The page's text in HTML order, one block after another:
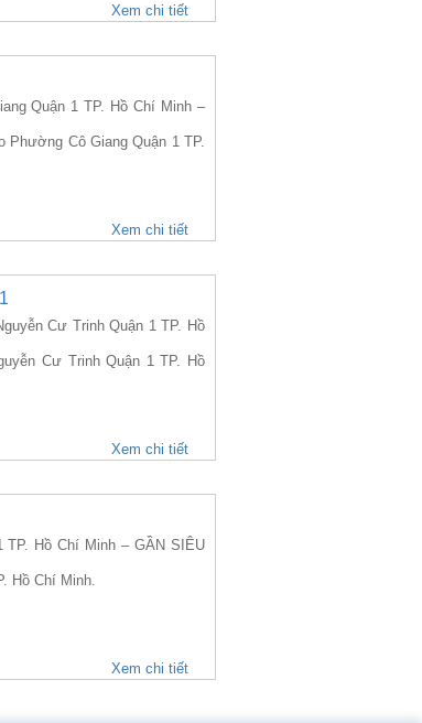
Xem chi tiết
Quận 1 TP. Hồ Chí Minh –
Phường Cô Giang Quận 1 TP.
Xem chi tiết
Cư Trinh Quận 1 TP. Hồ
Cư Trinh Quận 1 TP. Hồ
Xem chi tiết
TP. Hồ Chí Minh – GẦN SIÊU
Hồ Chí Minh.
Xem chi tiết